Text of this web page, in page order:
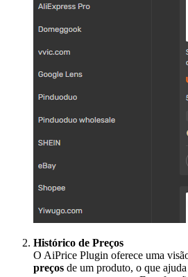
Histórico de Preços
O AiPrice Plugin oferece uma
preços de um produto, o que